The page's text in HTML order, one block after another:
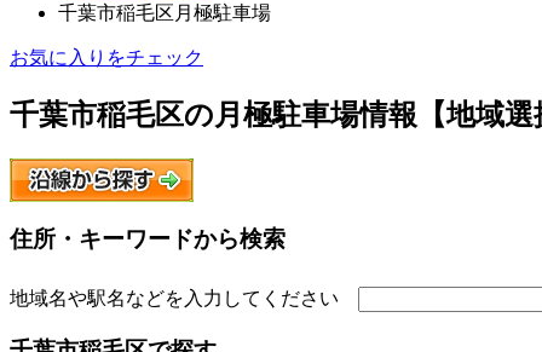
千葉市稲毛区月極駐車場
お気に入りをチェック
千葉市稲毛区の月極駐車場情報【地域選
住所・キーワードから検索
地域名や駅名などを入力してください